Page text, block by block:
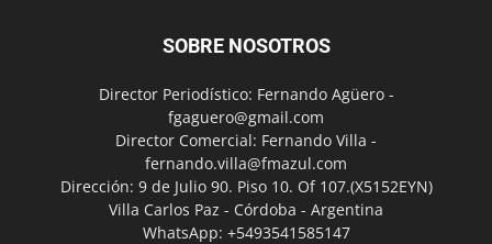
SOBRE NOSOTROS
Director Periodístico: Fernando Agüero -
fgaguero@gmail.com
Director Comercial: Fernando Villa -
fernando.villa@fmazul.com
Dirección: 9 de Julio 90. Piso 10. Of 107.(X5152EYN)
Villa Carlos Paz - Córdoba - Argentina
WhatsApp: +5493541585147